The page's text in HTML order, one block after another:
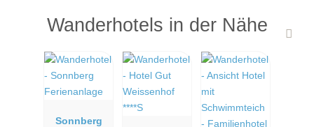
Wanderhotels in der Nähe
Sonnberg